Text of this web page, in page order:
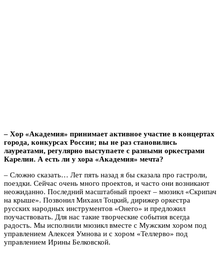
– Хор «Академия» принимает активное участие в концертах
города, конкурсах России; вы не раз становились
лауреатами, регулярно выступаете с разными оркестрами
Карелии. А есть ли у хора «Академия» мечта?
– Сложно сказать… Лет пять назад я бы сказала про гастроли,
поездки. Сейчас очень много проектов, и часто они возникают
неожиданно. Последний масштабный проект – мюзикл «Скрипач
на крыше». Позвонил Михаил Тоцкий, дирижер оркестра
русских народных инструментов «Онего» и предложил
поучаствовать. Для нас такие творческие события всегда
радость. Мы исполнили мюзикл вместе с Мужским хором под
управлением Алексея Умнова и с хором «Теллерво» под
управлением Ирины Белковской.